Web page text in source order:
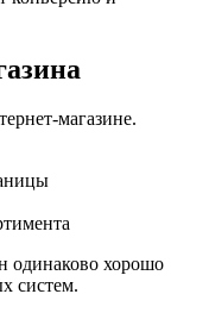
магазине.
одинаково хорошо
систем.